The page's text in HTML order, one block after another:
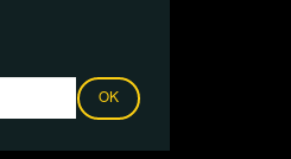
OK